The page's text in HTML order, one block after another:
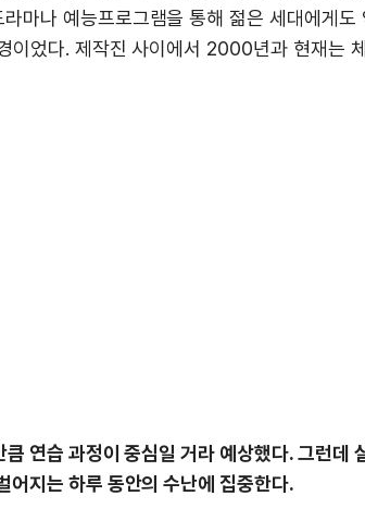
마나 예능프로그램을 통해 젊은 세대에게도
었다. 제작진 사이에서 2000년과 현재는
연습 과정이 중심일 거라 예상했다. 그런데
어지는 하루 동안의 수난에 집중한다.